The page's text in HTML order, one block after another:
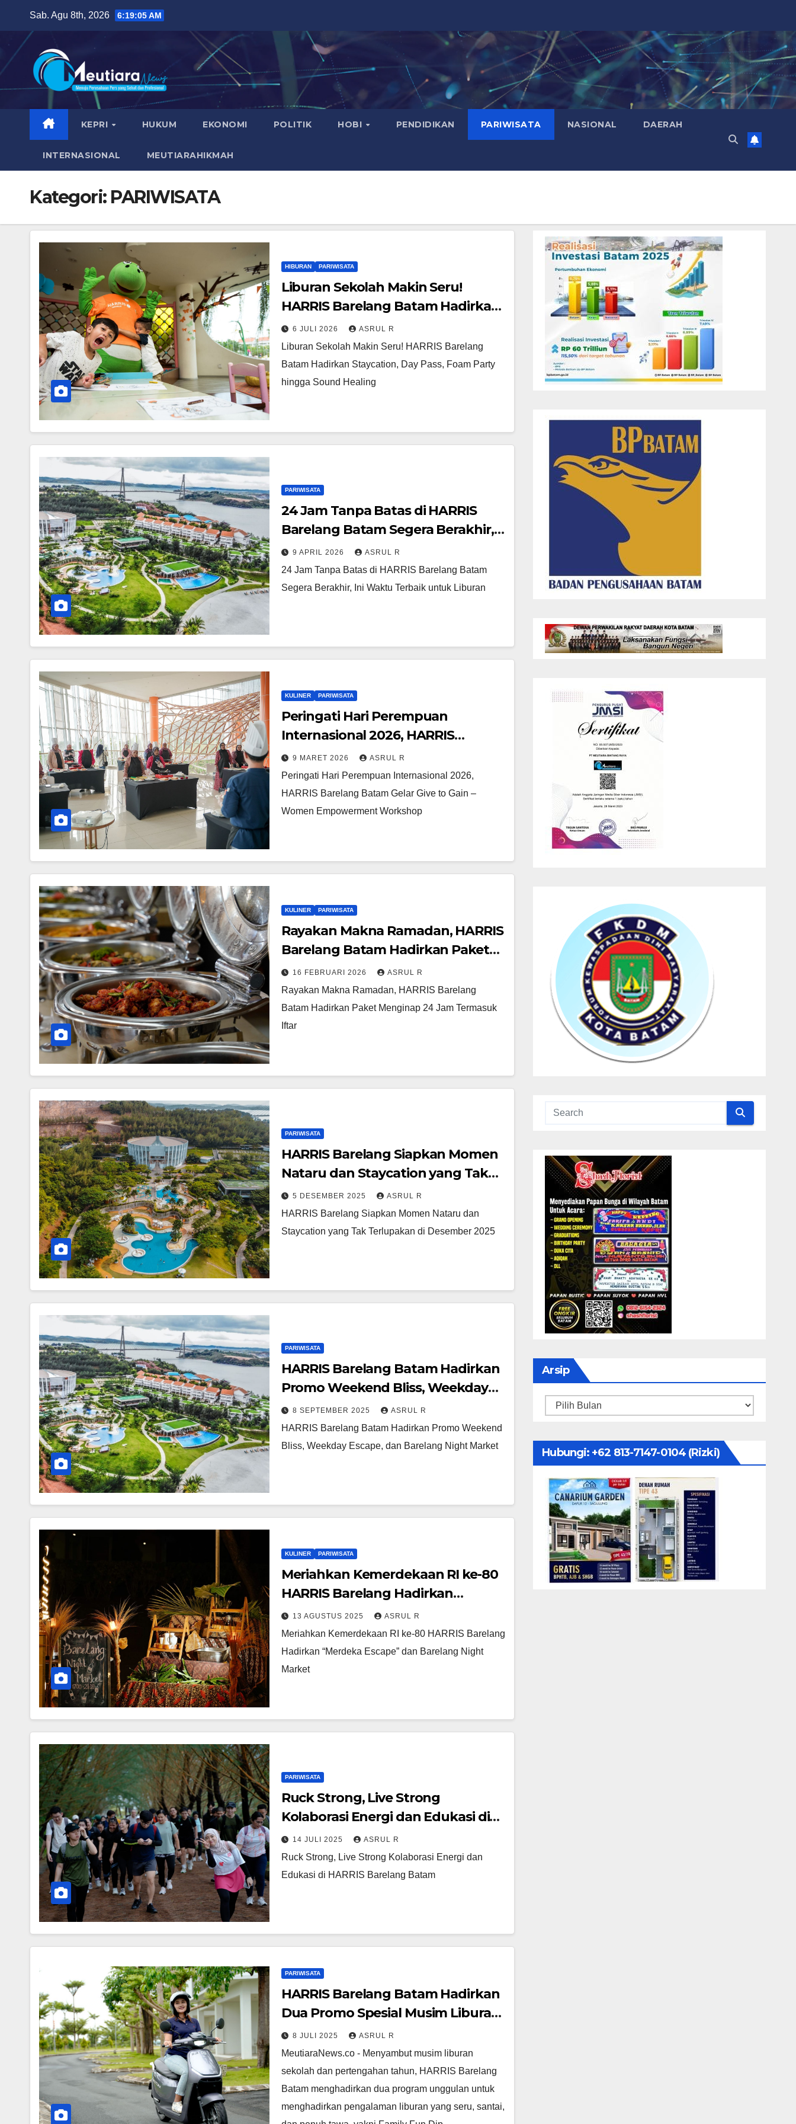
content
Sab. Agu 8th, 2026 6:19:06 AM
KEPRI HUKUM EKONOMI POLITIK HOBI PENDIDIKAN PARIWISATA NASIONAL DAERAH
INTERNASIONAL MEUTIARAHIKMAH
Kategori: PARIWISATA
HIBURAN PARIWISATA
Liburan Sekolah Makin Seru!
HARRIS Barelang Batam Hadirkan
Staycation, Day Pass, Foam Party
hingga Sound Healing
6 JULI 2026 ASRUL R
Liburan Sekolah Makin Seru! HARRIS Barelang
Batam Hadirkan Staycation, Day Pass, Foam Party
hingga Sound Healing
PARIWISATA
24 Jam Tanpa Batas di HARRIS
Barelang Batam Segera Berakhir,
Ini Waktu Terbaik untuk Liburan
9 APRIL 2026 ASRUL R
24 Jam Tanpa Batas di HARRIS Barelang Batam
Segera Berakhir, Ini Waktu Terbaik untuk Liburan
KULINER PARIWISATA
Peringati Hari Perempuan
Internasional 2026, HARRIS
Barelang Batam Gelar Give to Gain
– Women Empowerment
Workshop
9 MARET 2026 ASRUL R
Peringati Hari Perempuan Internasional 2026,
HARRIS Barelang Batam Gelar Give to Gain –
Women Empowerment Workshop
KULINER PARIWISATA
Rayakan Makna Ramadan, HARRIS
Barelang Batam Hadirkan Paket
Menginap 24 Jam Termasuk Iftar
16 FEBRUARI 2026 ASRUL R
Rayakan Makna Ramadan, HARRIS Barelang
Batam Hadirkan Paket Menginap 24 Jam Termasuk
Iftar
PARIWISATA
HARRIS Barelang Siapkan Momen
Nataru dan Staycation yang Tak
Terlupakan di Desember 2025
5 DESEMBER 2025 ASRUL R
HARRIS Barelang Siapkan Momen Nataru dan
Staycation yang Tak Terlupakan di Desember 2025
PARIWISATA
HARRIS Barelang Batam Hadirkan
Promo Weekend Bliss, Weekday
Escape, dan Barelang Night
Market
8 SEPTEMBER 2025 ASRUL R
HARRIS Barelang Batam Hadirkan Promo Weekend
Bliss, Weekday Escape, dan Barelang Night Market
KULINER PARIWISATA
Meriahkan Kemerdekaan RI ke-80
HARRIS Barelang Hadirkan
“Merdeka Escape” dan Barelang
Night Market
13 AGUSTUS 2025 ASRUL R
Meriahkan Kemerdekaan RI ke-80 HARRIS Barelang
Hadirkan “Merdeka Escape” dan Barelang Night
Market
PARIWISATA
Ruck Strong, Live Strong
Kolaborasi Energi dan Edukasi di
HARRIS Barelang Batam
14 JULI 2025 ASRUL R
Ruck Strong, Live Strong Kolaborasi Energi dan
Edukasi di HARRIS Barelang Batam
PARIWISATA
HARRIS Barelang Batam Hadirkan
Dua Promo Spesial Musim Liburan:
Family Fun Dip & Dine dan July
Dreamcation
8 JULI 2025 ASRUL R
MeutiaraNews.co - Menyambut musim liburan
sekolah dan pertengahan tahun, HARRIS Barelang
Batam menghadirkan dua program unggulan untuk
menghadirkan pengalaman liburan yang seru, santai,
Arsip
Arsip
Hubungi: ‪+62 813-7147-0104‬ (Rizki)